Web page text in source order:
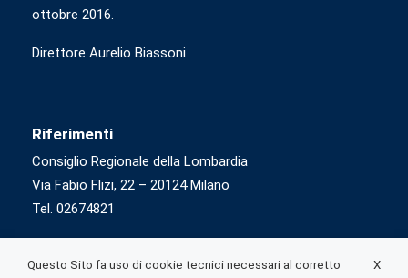
ottobre 2016.
Direttore Aurelio Biassoni
Riferimenti
Consiglio Regionale della Lombardia
Via Fabio Flizi, 22 – 20124 Milano
Tel. 02674821
X
Questo Sito fa uso di cookie tecnici necessari al corretto